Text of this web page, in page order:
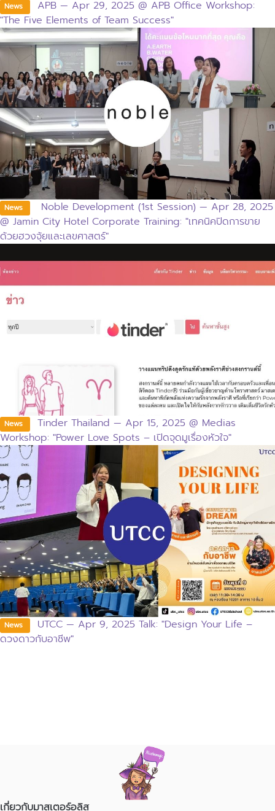
News
APB — Apr 29, 2025 @ APB Office Workshop:
"The Five Elements of Team Success"
News
Noble Development (1st Session) — Apr 28, 2025
@ Jamin City Hotel Corporate Training: "เทคนิคปิดการขาย
ด้วยฮวงจุ้ยและเลขศาสตร์"
News
Tinder Thailand — Apr 15, 2025 @ Medias
Workshop: "Power Love Spots – เปิดจุดมูเรื่องหัวใจ"
News
UTCC — Apr 9, 2025 Talk: "Design Your Life –
ดวงดาวกับอาชีพ"
เกี่ยวกับมาสเตอร์อลิส